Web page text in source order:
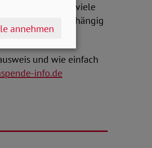
ist es, möglichst viele
zu treffen – unabhängig
und wie einfach
info.de
annehmen